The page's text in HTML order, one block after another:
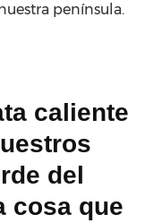
península.
caliente
del
cosa que